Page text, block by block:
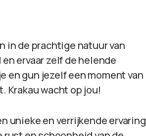
in de prachtige natuur van
ervaar zelf de helende
en gun jezelf een moment van
Krakau wacht op jou!
unieke en verrijkende ervaring